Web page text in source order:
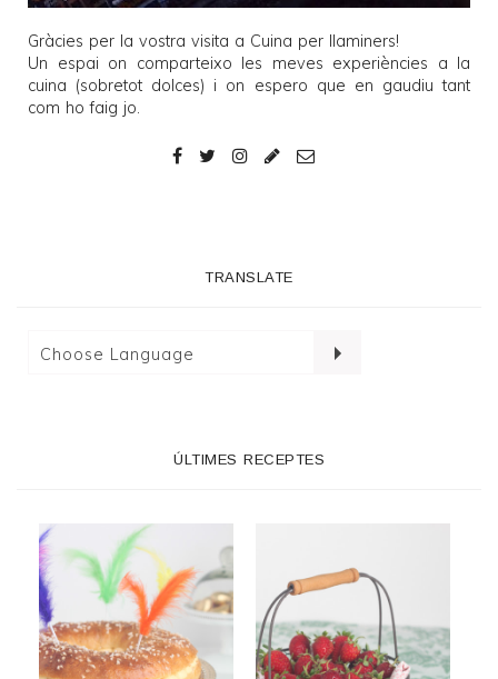
Gràcies per la vostra visita a Cuina per llaminers!
Un espai on comparteixo les meves experiències a la
cuina (sobretot dolces) i on espero que en gaudiu tant
com ho faig jo.
TRANSLATE
ÚLTIMES RECEPTES